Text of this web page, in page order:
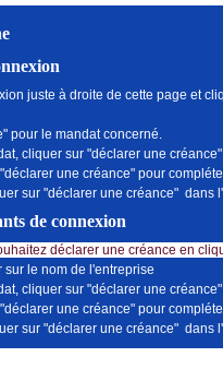
juste à droite de cette page et
pour le mandat concerné.
cliquer sur "déclarer une créance"
une créance" pour
sur "déclarer une créance" dans
de connexion
déclarer une créance en
le nom de l'entreprise
cliquer sur "déclarer une créance"
une créance" pour
sur "déclarer une créance" dans